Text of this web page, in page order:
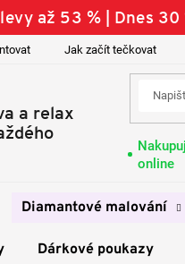
až 53 % | Dnes
Jak začít tečkovat
online
Diamantové malování
Dárkové poukazy